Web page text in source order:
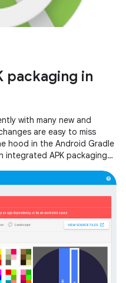
packaging in
with many new and
are easy to miss
hood in the Android Gradle
integrated APK packaging